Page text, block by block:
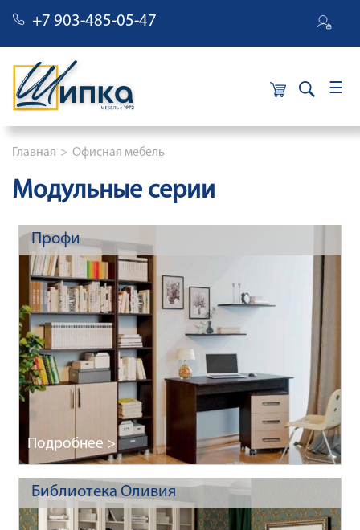
+7 903-485-05-47 ×
Строка навигации
Главная Офисная мебель
Модульные серии
Профи
Подробнее >
Библиотека Оливия